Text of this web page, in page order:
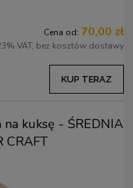
Cena od: 70,00 zł
VAT, bez kosztów dostawy
KUP TERAZ
kuksę - ŚREDNIA
CRAFT